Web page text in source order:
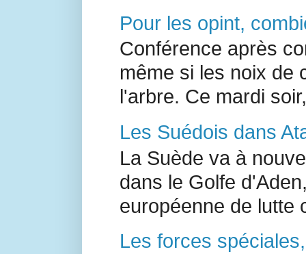
Pour les opint,
Conférence après
même si les noix de
l'arbre. Ce mardi
Les Suédois dans
La Suède va à
dans le Golfe
européenne de lutte
Les forces